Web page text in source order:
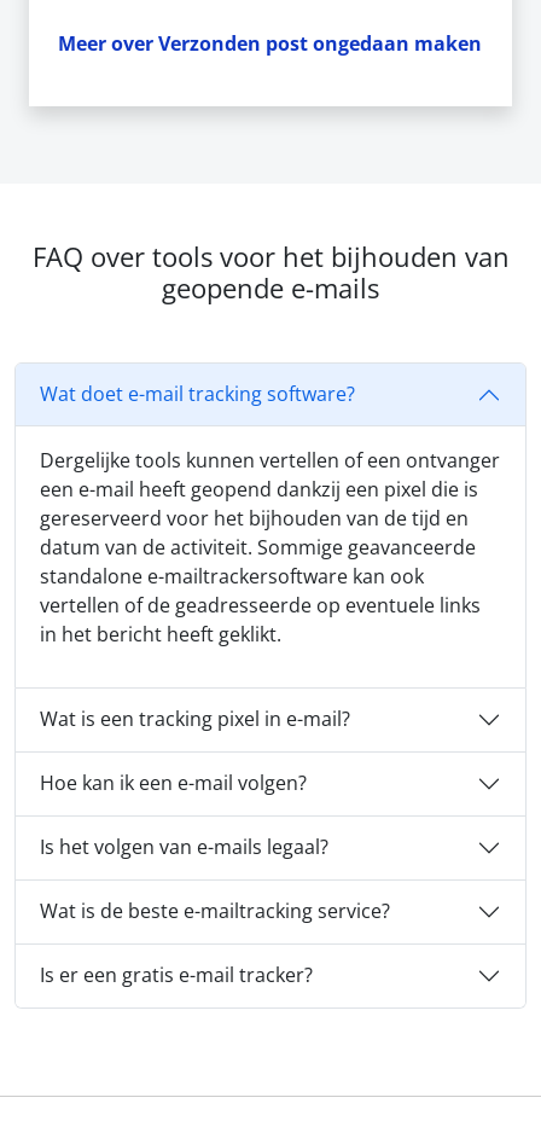
Meer over Verzonden post ongedaan maken
FAQ over tools voor het bijhouden van
geopende e-mails
Wat doet e-mail tracking software?
Dergelijke tools kunnen vertellen of een ontvanger
een e-mail heeft geopend dankzij een pixel die is
gereserveerd voor het bijhouden van de tijd en
datum van de activiteit. Sommige geavanceerde
standalone e-mailtrackersoftware kan ook
vertellen of de geadresseerde op eventuele links
in het bericht heeft geklikt.
Wat is een tracking pixel in e-mail?
Hoe kan ik een e-mail volgen?
Is het volgen van e-mails legaal?
Wat is de beste e-mailtracking service?
Is er een gratis e-mail tracker?